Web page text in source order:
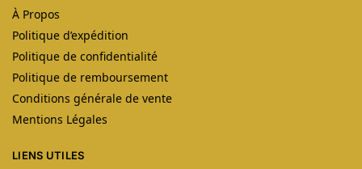
À Propos
Politique d’expédition
Politique de confidentialité
Politique de remboursement
Conditions générale de vente
Mentions Légales
LIENS UTILES